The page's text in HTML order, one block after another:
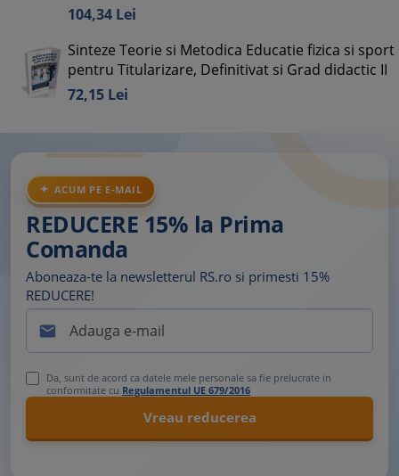
104,34 Lei
Sinteze Teorie si Metodica Educatie fizica si sport
pentru Titularizare, Definitivat si Grad didactic II
72,15 Lei
ACUM PE E-MAIL
REDUCERE 15% la Prima
Comanda
Aboneaza-te la newsletterul RS.ro si primesti 15%
REDUCERE!

Da, sunt de acord ca datele mele personale sa fie prelucrate in
conformitate cu Regulamentul UE 679/2016